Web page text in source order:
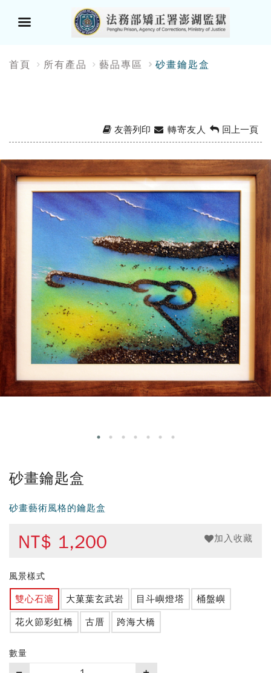
單
首頁 所有產品 藝品專區 砂畫鑰匙盒
友善列印 轉寄友人 回上一頁
砂畫鑰匙盒
砂畫藝術風格的鑰匙盒
NT$ 1,200 加入收藏
風景樣式
雙心石滬 大菓葉玄武岩 目斗嶼燈塔 桶盤嶼
花火節彩虹橋 古厝 跨海大橋
數量